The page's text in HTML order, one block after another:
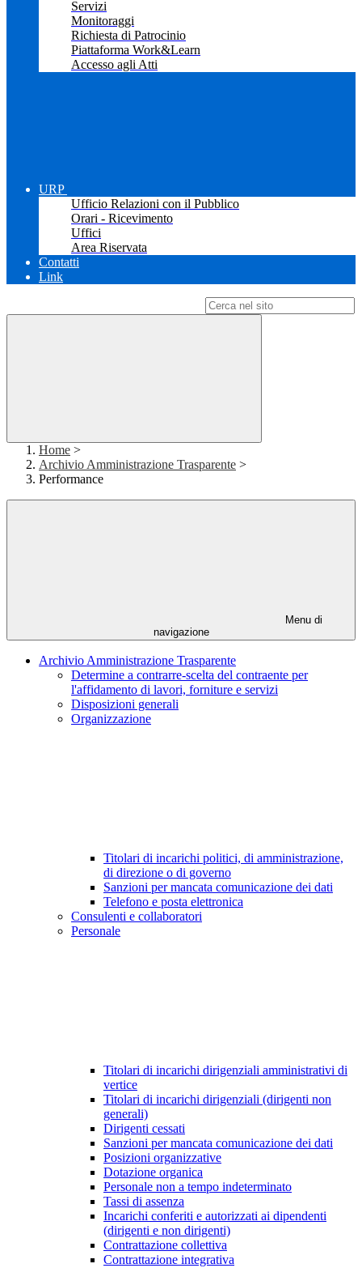
Servizi
Monitoraggi
Richiesta di Patrocinio
Piattaforma Work&Learn
Accesso agli Atti
URP
Ufficio Relazioni con il Pubblico
Orari - Ricevimento
Uffici
Area Riservata
Contatti
Link
Home >
Archivio Amministrazione Trasparente >
Performance
Menu di
navigazione
Archivio Amministrazione Trasparente
Determine a contrarre-scelta del contraente per
l'affidamento di lavori, forniture e servizi
Disposizioni generali
Organizzazione
Titolari di incarichi politici, di amministrazione,
di direzione o di governo
Sanzioni per mancata comunicazione dei dati
Telefono e posta elettronica
Consulenti e collaboratori
Personale
Titolari di incarichi dirigenziali amministrativi di
vertice
Titolari di incarichi dirigenziali (dirigenti non
generali)
Dirigenti cessati
Sanzioni per mancata comunicazione dei dati
Posizioni organizzative
Dotazione organica
Personale non a tempo indeterminato
Tassi di assenza
Incarichi conferiti e autorizzati ai dipendenti
(dirigenti e non dirigenti)
Contrattazione collettiva
Contrattazione integrativa